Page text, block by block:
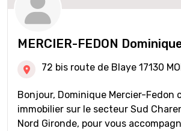
MERCIER-FEDON
72 bis route de Blaye 17130
Bonjour, Dominique Mercier-Fedon
immobilier sur le secteur Sud
Nord Gironde, pour vous